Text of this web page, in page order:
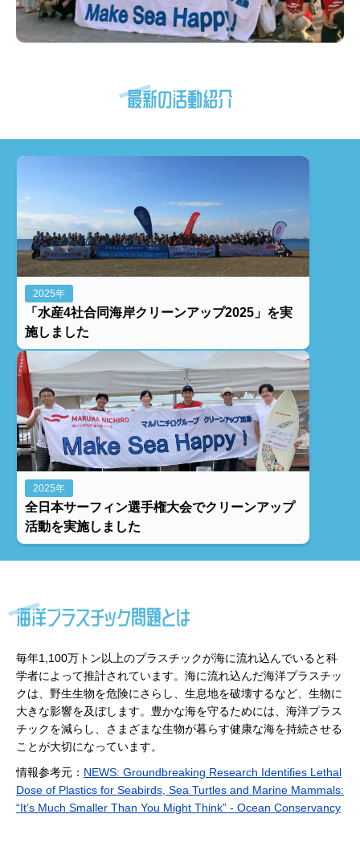
最新の活動紹介
2025年
「水産4社合同海岸クリーンアップ2025」を実
施しました
2025年
全日本サーフィン選手権大会でクリーンアップ
活動を実施しました
海洋プラスチック問題とは
毎年1,100万トン以上のプラスチックが海に流れ込んでいると科
学者によって推計されています。海に流れ込んだ海洋プラスチッ
クは、野生生物を危険にさらし、生息地を破壊するなど、生物に
大きな影響を及ぼします。豊かな海を守るためには、海洋プラス
チックを減らし、さまざまな生物が暮らす健康な海を持続させる
ことが大切になっています。
情報参考元： NEWS: Groundbreaking Research Identifies Lethal
Dose of Plastics for Seabirds, Sea Turtles and Marine Mammals:
“It’s Much Smaller Than You Might Think” - Ocean Conservancy